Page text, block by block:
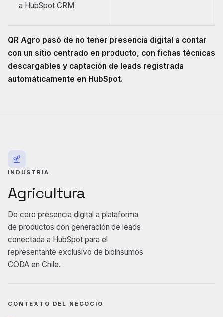
a HubSpot CRM
QR Agro pasó de no tener presencia digital a contar
con un sitio centrado en producto, con fichas técnicas
descargables y captación de leads registrada
automáticamente en HubSpot.
INDUSTRIA
Agricultura
De cero presencia digital a plataforma
de productos con generación de leads
conectada a HubSpot para el
representante exclusivo de bioinsumos
CODA en Chile.
CONTEXTO DEL NEGOCIO